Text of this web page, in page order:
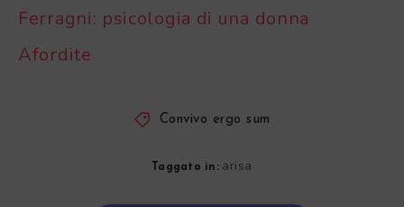
Ferragni: psicologia di una donna
Afordite
Convivo ergo sum
Taggato in: arisa